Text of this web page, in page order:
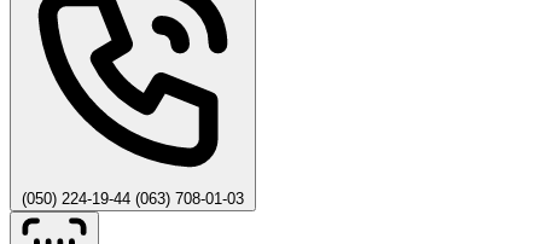
(050) 224-19-44 (063) 708-01-03